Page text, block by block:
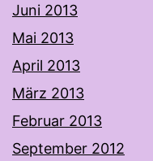
Juni 2013
Mai 2013
April 2013
März 2013
Februar 2013
September 2012